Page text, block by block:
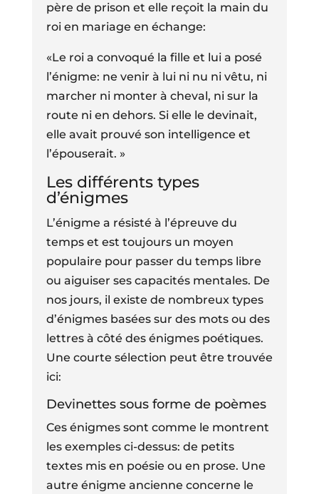
père de prison et elle reçoit la main du
roi en mariage en échange:
«Le roi a convoqué la fille et lui a posé
l’énigme: ne venir à lui ni nu ni vêtu, ni
marcher ni monter à cheval, ni sur la
route ni en dehors. Si elle le devinait,
elle avait prouvé son intelligence et
l’épouserait. »
Les différents types
d’énigmes
L’énigme a résisté à l’épreuve du
temps et est toujours un moyen
populaire pour passer du temps libre
ou aiguiser ses capacités mentales. De
nos jours, il existe de nombreux types
d’énigmes basées sur des mots ou des
lettres à côté des énigmes poétiques.
Une courte sélection peut être trouvée
ici:
Devinettes sous forme de poèmes
Ces énigmes sont comme le montrent
les exemples ci-dessus: de petits
textes mis en poésie ou en prose. Une
autre énigme ancienne concerne le